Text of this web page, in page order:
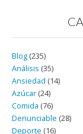
Blog (235)
Análisis (35)
Ansiedad (14)
Azúcar (24)
Comida (76)
Denunciable (28)
Deporte (16)